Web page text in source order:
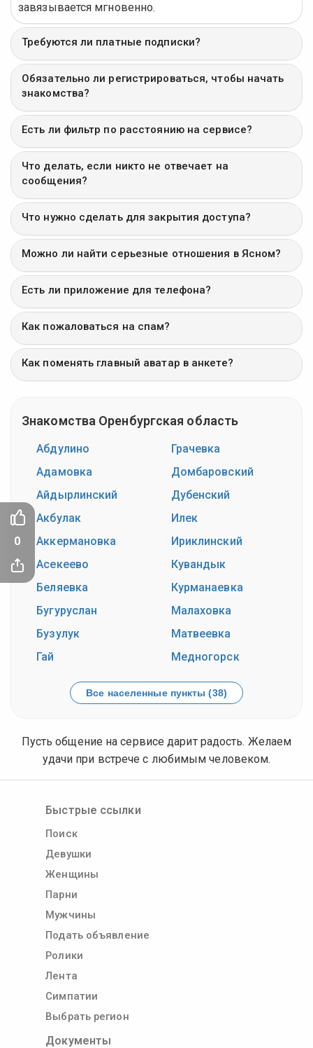
завязывается мгновенно.
Требуются ли платные подписки?
Обязательно ли регистрироваться, чтобы начать
знакомства?
Есть ли фильтр по расстоянию на сервисе?
Что делать, если никто не отвечает на
сообщения?
Что нужно сделать для закрытия доступа?
Можно ли найти серьезные отношения в Ясном?
Есть ли приложение для телефона?
Как пожаловаться на спам?
Как поменять главный аватар в анкете?
Знакомства Оренбургская область
Абдулино
Адамовка
Айдырлинский
Акбулак
Аккермановка
Асекеево
Беляевка
Бугуруслан
Бузулук
Гай
Грачевка
Домбаровский
Дубенский
Илек
Ириклинский
Кувандык
Курманаевка
Малаховка
Матвеевка
Медногорск
Все населенные пункты (38)
Пусть общение на сервисе дарит радость. Желаем
удачи при встрече с любимым человеком.
Быстрые ссылки
Поиск
Девушки
Женщины
Парни
Мужчины
Подать объявление
Ролики
Лента
Симпатии
Выбрать регион
Документы
0